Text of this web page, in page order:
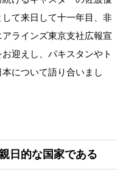
て来日して十一年目、非
ラインズ東京支社広報宣
迎えし、パキスタンやト
について語り合いまし
日的な国家である